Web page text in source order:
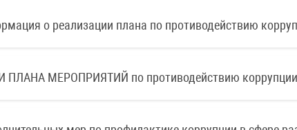
о реализации плана по противодействию
МЕРОПРИЯТИЙ по противодействию коррупции в